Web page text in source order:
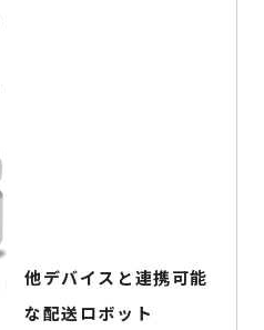
他デバイスと連携可能
な配送ロボット